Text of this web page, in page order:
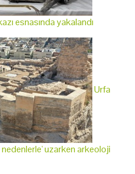
esnasında yakalandı
Urfa
uzarken arkeoloji